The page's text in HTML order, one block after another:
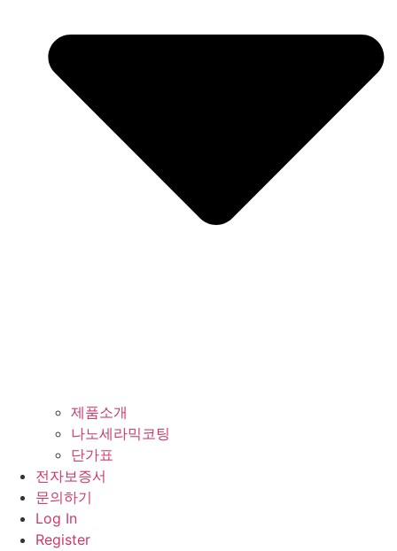
제품소개
나노세라믹코팅
단가표
전자보증서
문의하기
Log In
Register